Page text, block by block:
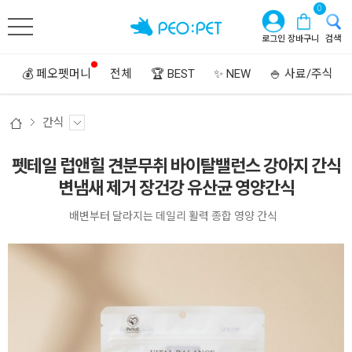
로그인 장바구니
0
검색
💰 페오펫머니 전체 🏆 BEST ✨ NEW 🍚 사료/주식
간식
펫테일 럽앤힐 견분무취 바이탈밸런스 강아지 간식
변냄새 제거 장건강 유산균 영양간식
배변부터 달라지는 데일리 활력 종합 영양 간식